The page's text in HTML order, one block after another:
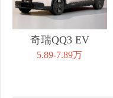
获取底价
奇瑞QQ3 EV
5.89-7.89万